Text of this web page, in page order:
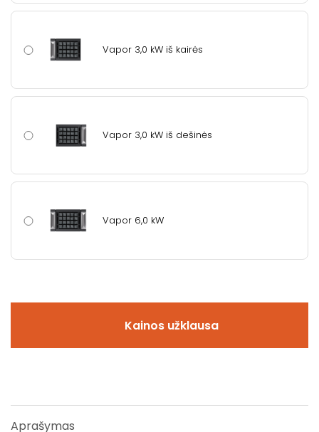
Vapor 3,0 kW iš kairės
Vapor 3,0 kW iš dešinės
Vapor 6,0 kW
Kainos užklausa
Aprašymas